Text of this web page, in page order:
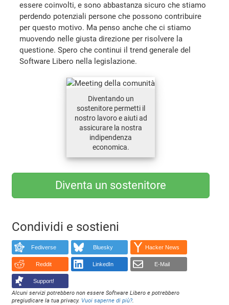
essere coinvolti, e sono abbastanza sicuro che stiamo
perdendo potenziali persone che possono contribuire
per questo motivo. Ma penso anche che ci stiamo
muovendo nelle giusta direzione per risolvere la
questione. Spero che continui il trend generale del
Software Libero nella legislazione.
Diventando un
sostenitore permetti il
nostro lavoro e aiuti ad
assicurare la nostra
indipendenza
economica.
Diventa un sostenitore
Condividi e sostieni
Fediverse Bluesky Hacker News
Reddit LinkedIn E-Mail
Support!
Alcuni servizi potrebbero non essere Software Libero e potrebbero
pregiudicare la tua privacy. Vuoi saperne di più?.